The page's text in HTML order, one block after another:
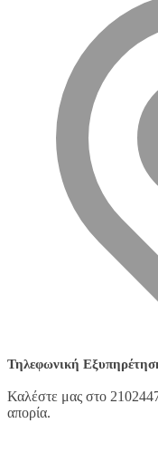
Τηλεφωνική
Καλέστε μας στο
απορία.